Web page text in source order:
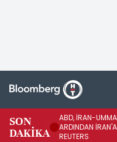
SON
DAKİKA
ABD, İRAN-
ARDINDAN
REUTERS